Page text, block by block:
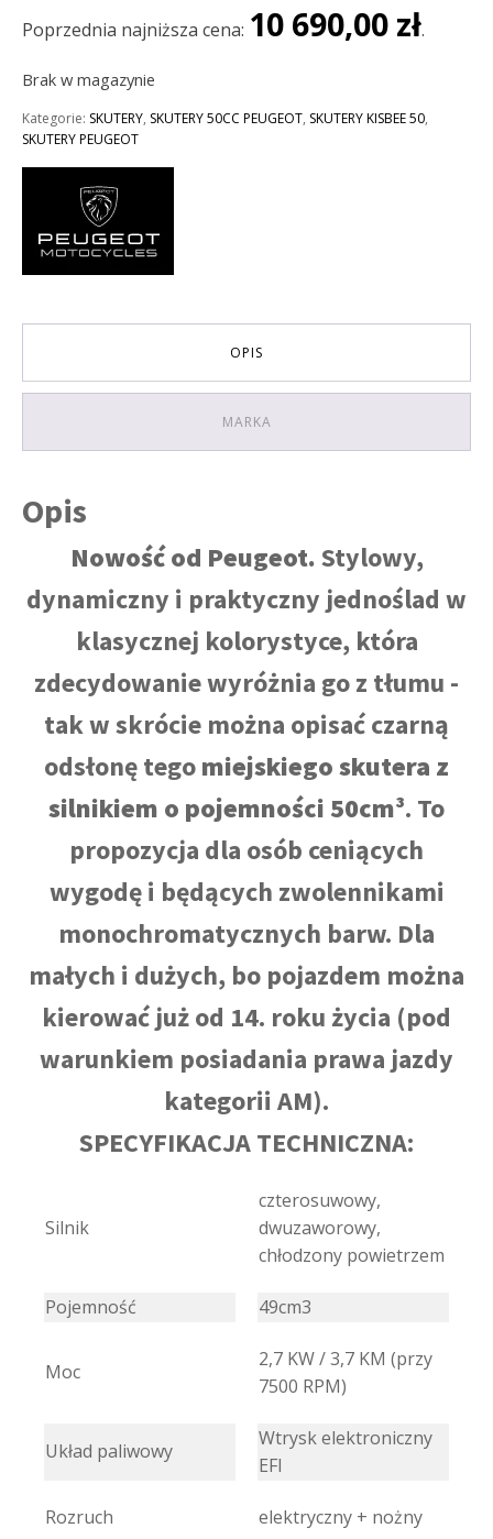
11
10
Poprzednia najniższa cena: 10 690,00 zł.
Brak w magazynie
Kategorie: SKUTERY, SKUTERY 50CC PEUGEOT, SKUTERY KISBEE 50,
SKUTERY PEUGEOT
OPIS
MARKA
Opis
Nowość od Peugeot.Stylowy,
dynamiczny i praktyczny jednoślad w
klasycznej kolorystyce, która
zdecydowanie wyróżnia go z tłumu -
tak w skrócie można opisać czarną
odsłonę tegomiejskiego skutera z
silnikiem o pojemności 50cm³. To
propozycja dla osób ceniących
wygodę i będących zwolennikami
monochromatycznych barw. Dla
małych i dużych, bo pojazdem można
kierować już od 14. roku życia (pod
warunkiem posiadania prawa jazdy
kategorii AM).
SPECYFIKACJA TECHNICZNA:
Silnik
czterosuwowy,
dwuzaworowy,
chłodzony powietrzem
Pojemność 49cm3
Moc
2,7 KW / 3,7 KM (przy
7500 RPM)
Układ paliwowy
Wtrysk elektroniczny
EFI
Rozruch elektryczny + nożny